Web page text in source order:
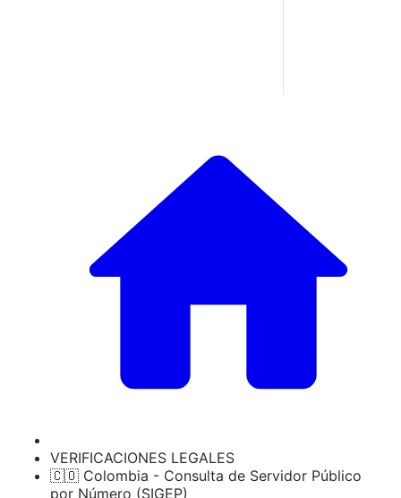
VERIFICACIONES LEGALES
🇨🇴 Colombia - Consulta de Servidor Público
por Número (SIGEP)